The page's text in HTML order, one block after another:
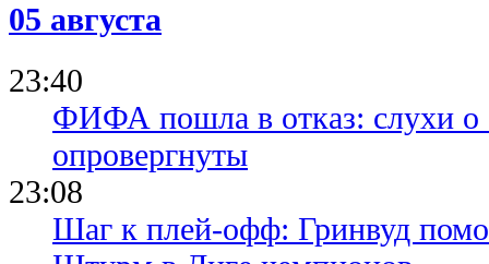
05 августа
23:40
ФИФА пошла в отказ: слухи
опровергнуты
23:08
Шаг к плей-офф: Гринвуд